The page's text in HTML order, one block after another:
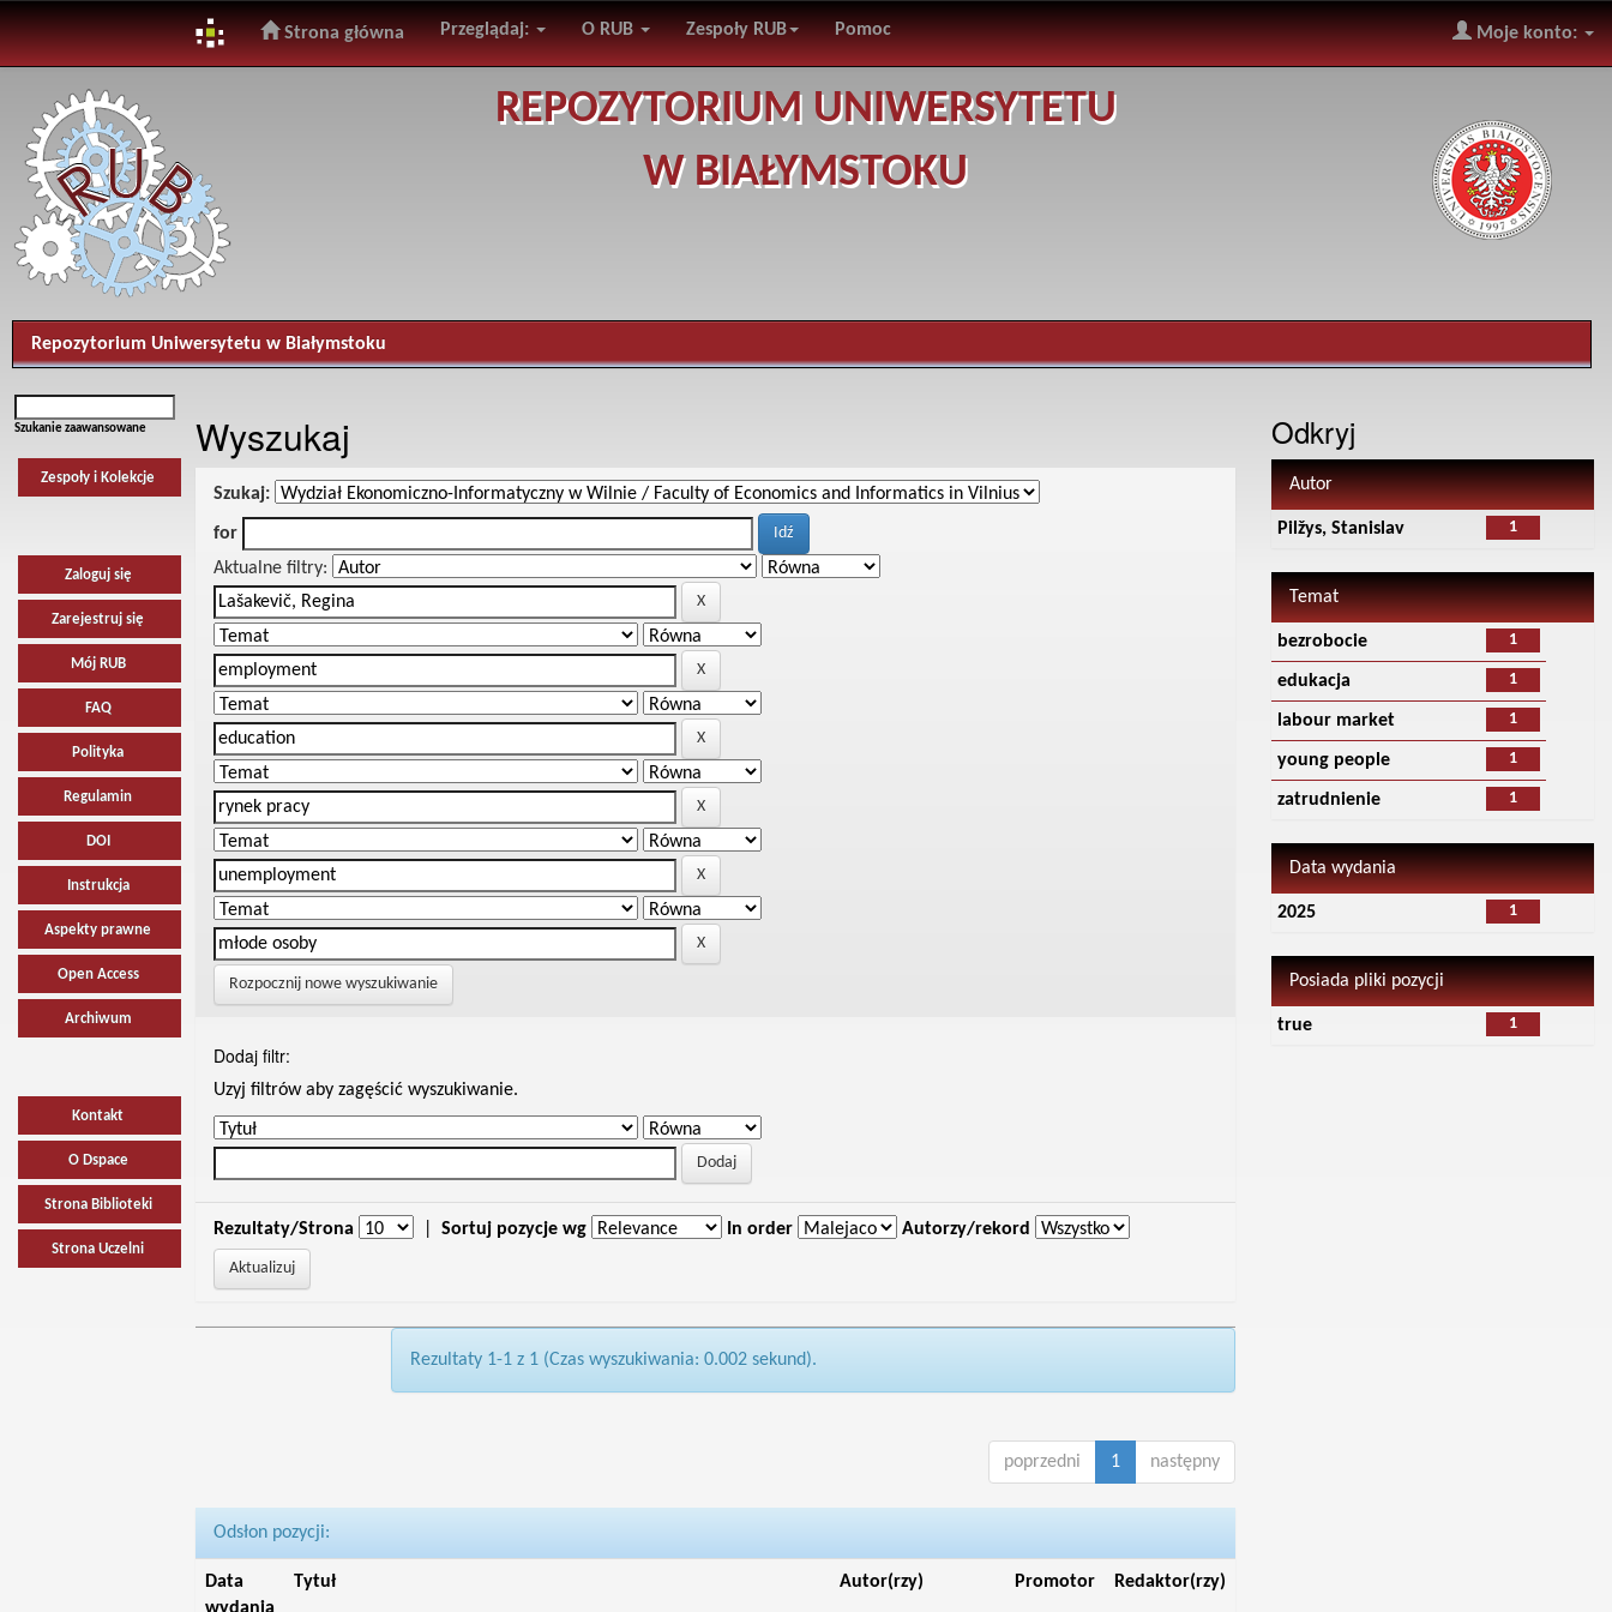
navigation
Strona główna Przeglądaj: O RUB Zespoły RUB Pomoc Moje konto:
REPOZYTORIUM UNIWERSYTETU
W BIAŁYMSTOKU
Repozytorium Uniwersytetu w Białymstoku
Szukanie zaawansowane
Zespoły i Kolekcje
Zaloguj się
Zarejestruj się
Mój RUB
FAQ
Polityka
Regulamin
DOI
Instrukcja
Aspekty prawne
Open Access
Archiwum
Kontakt
O Dspace
Strona Biblioteki
Strona Uczelni
Wyszukaj
Szukaj:
for
Aktualne filtry:
Rozpocznij nowe wyszukiwanie
Dodaj filtr:
Uzyj filtrów aby zagęścić wyszukiwanie.
Rezultaty/Strona Sortuj pozycje wg In order Autorzy/rekord
Rezultaty 1-1 z 1 (Czas wyszukiwania: 0.002 sekund).
poprzedni 1 następny
Odsłon pozycji:
Data
Tytuł Autor(rzy) Promotor Redaktor(rzy)
Odkryj
Autor
1
Pilžys, Stanislav
Temat
1
bezrobocie
1
edukacja
1
labour market
1
young people
1
zatrudnienie
Data wydania
1
2025
Posiada pliki pozycji
1
true